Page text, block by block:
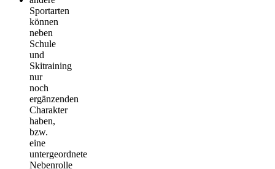
Sportarten
können
neben
Schule
und
Skitraining
nur
noch
ergänzenden
Charakter
haben,
bzw.
eine
untergeordnete
Nebenrolle